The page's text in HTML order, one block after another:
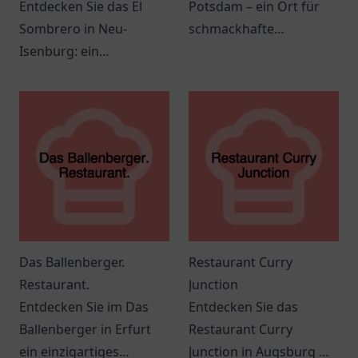
Entdecken Sie das El
Sombrero in Neu-
Isenburg: ein
köstlichen Speisen und
Potsdam – ein Ort für
schmackhafte
gemütlicher
Das Ballenberger.
Restaurant.
Entdecken Sie im Das
Ballenberger in Erfurt
ein einzigartiges
Restaurant Curry
Junction
Entdecken Sie das
Restaurant Curry
Junction in Augsburg mit